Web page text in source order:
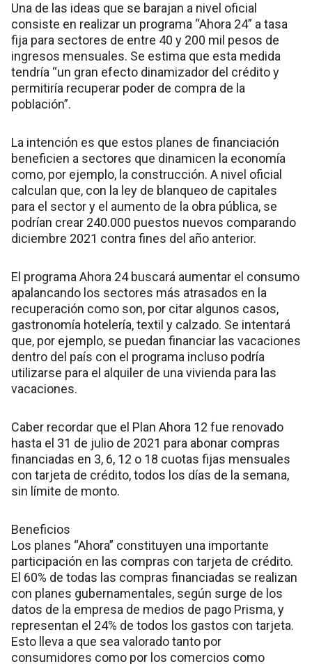
Una de las ideas que se barajan a nivel oficial
consiste en realizar un programa “Ahora 24” a tasa
fija para sectores de entre 40 y 200 mil pesos de
ingresos mensuales. Se estima que esta medida
tendría “un gran efecto dinamizador del crédito y
permitiría recuperar poder de compra de la
población”.
La intención es que estos planes de financiación
beneficien a sectores que dinamicen la economía
como, por ejemplo, la construcción. A nivel oficial
calculan que, con la ley de blanqueo de capitales
para el sector y el aumento de la obra pública, se
podrían crear 240.000 puestos nuevos comparando
diciembre 2021 contra fines del año anterior.
El programa Ahora 24 buscará aumentar el consumo
apalancando los sectores más atrasados en la
recuperación como son, por citar algunos casos,
gastronomía hotelería, textil y calzado. Se intentará
que, por ejemplo, se puedan financiar las vacaciones
dentro del país con el programa incluso podría
utilizarse para el alquiler de una vivienda para las
vacaciones.
Caber recordar que el Plan Ahora 12 fue renovado
hasta el 31 de julio de 2021 para abonar compras
financiadas en 3, 6, 12 o 18 cuotas fijas mensuales
con tarjeta de crédito, todos los días de la semana,
sin límite de monto.
Beneficios
Los planes “Ahora” constituyen una importante
participación en las compras con tarjeta de crédito.
El 60% de todas las compras financiadas se realizan
con planes gubernamentales, según surge de los
datos de la empresa de medios de pago Prisma, y
representan el 24% de todos los gastos con tarjeta.
Esto lleva a que sea valorado tanto por
consumidores como por los comercios como